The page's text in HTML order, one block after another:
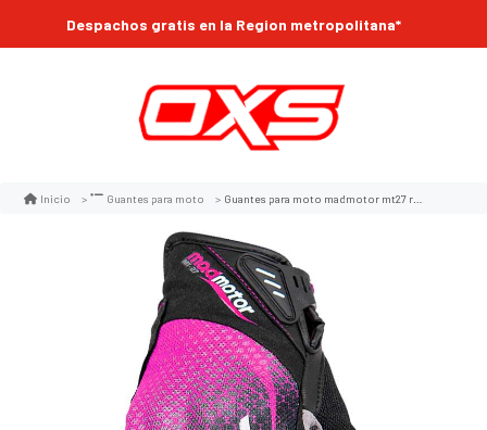
Despachos gratis en la Region metropolitana*
Inicio Guantes para moto Guantes para moto madmotor mt27 rosa mujer protecciones touch